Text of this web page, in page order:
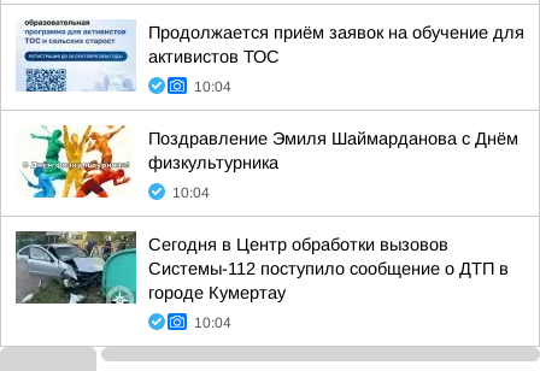
Продолжается приём заявок на обучение для
активистов ТОС
10:04
Поздравление Эмиля Шаймарданова с Днём
физкультурника
10:04
Сегодня в Центр обработки вызовов
Системы-112 поступило сообщение о ДТП в
городе Кумертау
10:04